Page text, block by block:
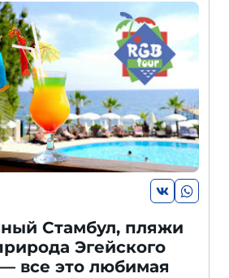
Стамбул, пляжи
Эгейского
все это любимая